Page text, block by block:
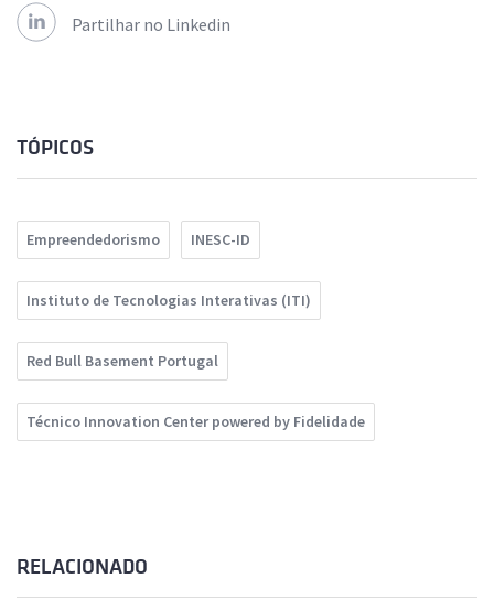
Partilhar no Linkedin
TÓPICOS
Empreendedorismo INESC-ID
Instituto de Tecnologias Interativas (ITI)
Red Bull Basement Portugal
Técnico Innovation Center powered by Fidelidade
RELACIONADO